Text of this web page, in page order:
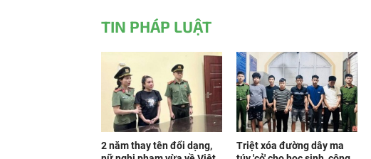
TIN PHÁP LUẬT
2 năm thay tên đổi dạng,
Triệt xóa đường dây ma